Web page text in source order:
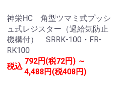
神栄HC 角型ツマミ式プッシ
ュ式レジスター（過給気防止
機構付） SRRK-100・FR-
RK100
税込
792円(税72円) ～
4,488円(税408円)